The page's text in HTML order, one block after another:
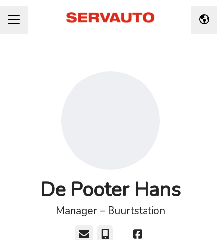
CARRIÈREMENU Taal
De Pooter Hans
Manager – Buurtstation
E-mailadresTelefoonnummer